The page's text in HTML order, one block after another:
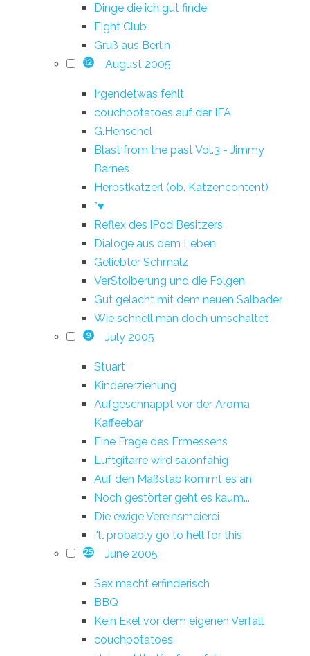
Dinge die ich gut finde
Fight Club
Gruß aus Berlin
12 August 2005
Irgendetwas fehlt
couchpotatoes auf der IFA
G.Henschel
Blast from the past Vol.3 - Jimmy
Barnes
Herbstkatzerl (ob. Katzencontent)
*♥
Reflex des iPod Besitzers
Dialoge aus dem Leben
Geliebter Schmalz
VerStoiberung und die Folgen
Gut gelacht mit dem neuen Salbader
Wie schnell man doch umschaltet
9 July 2005
Stuart
Kindererziehung
Aufgeschnappt vor der Aroma
Kaffeebar
Eine Frage des Ermessens
Luftgitarre wird salonfähig
Auf den Maßstab kommt es an
Noch gestörter geht es kaum...
Die ewige Vereinsmeierei
i'll probably go to hell for this
25 June 2005
Sex macht erfinderisch
BBQ
Kein Ekel vor dem eigenen Verfall
couchpotatoes